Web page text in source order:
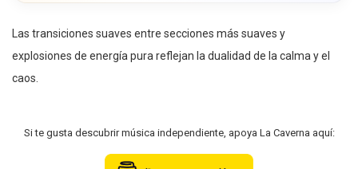
Las transiciones suaves entre secciones más suaves y
explosiones de energía pura reflejan la dualidad de la calma y el
caos.
Si te gusta descubrir música independiente, apoya La Caverna aquí: